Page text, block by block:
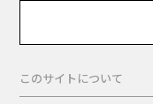
このサイトについて